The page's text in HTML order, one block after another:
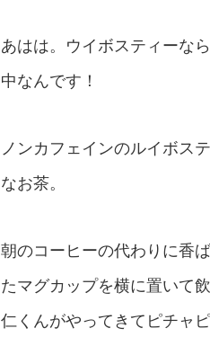
あはは。ウイボスティーな
中なんです！
ノンカフェインのルイボス
なお茶。
朝のコーヒーの代わりに香
たマグカップを横に置いて
仁くんがやってきてピチャ